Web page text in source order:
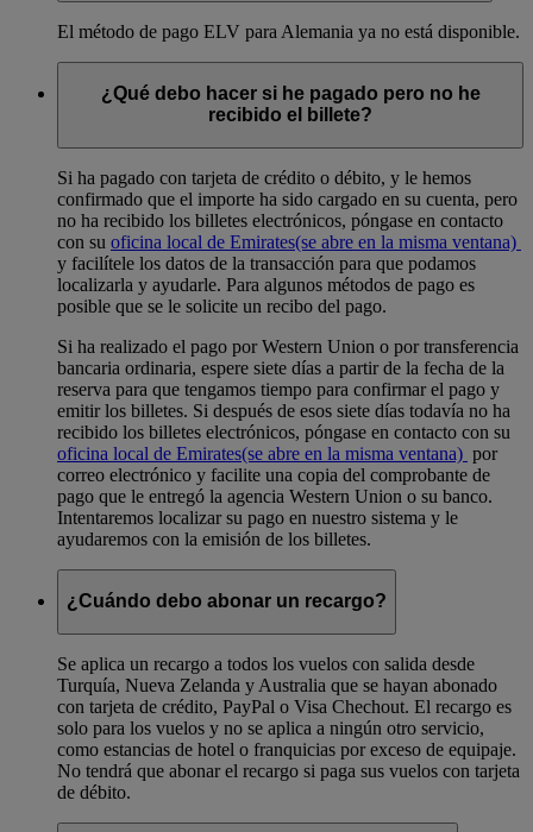
El método de pago ELV para Alemania ya no está disponible.
¿Qué debo hacer si he pagado pero no he
recibido el billete?
Si ha pagado con tarjeta de crédito o débito, y le hemos
confirmado que el importe ha sido cargado en su cuenta, pero
no ha recibido los billetes electrónicos, póngase en contacto
con su oficina local de Emirates(se abre en la misma ventana)
y facilítele los datos de la transacción para que podamos
localizarla y ayudarle. Para algunos métodos de pago es
posible que se le solicite un recibo del pago.
Si ha realizado el pago por Western Union o por transferencia
bancaria ordinaria, espere siete días a partir de la fecha de la
reserva para que tengamos tiempo para confirmar el pago y
emitir los billetes. Si después de esos siete días todavía no ha
recibido los billetes electrónicos, póngase en contacto con su
oficina local de Emirates(se abre en la misma ventana) por
correo electrónico y facilite una copia del comprobante de
pago que le entregó la agencia Western Union o su banco.
Intentaremos localizar su pago en nuestro sistema y le
ayudaremos con la emisión de los billetes.
¿Cuándo debo abonar un recargo?
Se aplica un recargo a todos los vuelos con salida desde
Turquía, Nueva Zelanda y Australia que se hayan abonado
con tarjeta de crédito, PayPal o Visa Chechout. El recargo es
solo para los vuelos y no se aplica a ningún otro servicio,
como estancias de hotel o franquicias por exceso de equipaje.
No tendrá que abonar el recargo si paga sus vuelos con tarjeta
de débito.